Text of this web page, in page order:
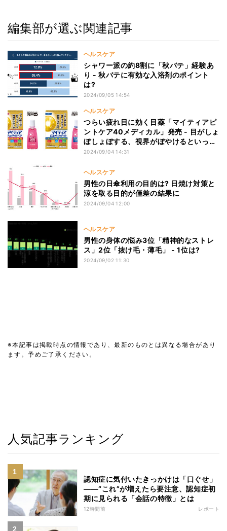
編集部が選ぶ関連記事
ヘルスケア
シャワー派の約8割に「秋バテ」経験あ
り - 秋バテに有効な入浴剤のポイント
は?
2024/09/05 14:54
ヘルスケア
つらい疲れ目に効く目薬「マイティアピ
ントケア40メディカル」発売 - 目がしょ
ぼしょぼする、視界がぼやけるといった
症状に
2024/09/04 14:31
ヘルスケア
男性の日傘利用の目的は? 日焼け対策と
涼を取る目的が僅差の結果に
2024/09/04 12:00
ヘルスケア
男性の身体の悩み3位「精神的なストレ
ス」2位「抜け毛・薄毛」 - 1位は?
2024/09/02 11:30
※本記事は掲載時点の情報であり、最新のものとは異なる場合があり
ます。予めご了承ください。
人気記事ランキング
認知症に気付いたきっかけは「口ぐせ」
――“これ”が増えたら要注意、認知症初
期に見られる「会話の特徴」とは
12時間前 レポート